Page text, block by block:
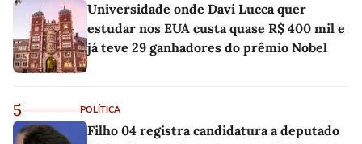
Universidade onde Davi Lucca quer
estudar nos EUA custa quase R$ 400 mil e
já teve 29 ganhadores do prêmio Nobel
5 POLÍTICA
Filho 04 registra candidatura a deputado